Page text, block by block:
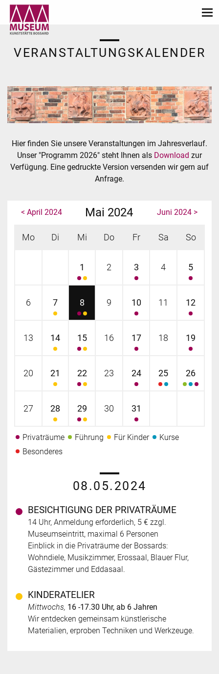
VERANSTALTUNGSKALENDER
Hier finden Sie unsere Veranstaltungen im Jahresverlauf.
Unser "Programm 2026" steht Ihnen als Download zur
Verfügung. Eine gedruckte Version versenden wir gern auf
Anfrage.
< April 2024 Mai 2024 Juni 2024 >
Mo Di Mi Do Fr Sa So
1 2 3 4 5
6 7 8 9 10 11 12
13 14 15 16 17 18 19
20 21 22 23 24 25 26
27 28 29 30 31
Privaträume Führung Für Kinder
Kurse
Besonderes
08.05.2024
BESICHTIGUNG DER PRIVATRÄUME
14 Uhr, Anmeldung erforderlich, 5 € zzgl.
Museumseintritt, maximal 6 Personen
Einblick in die Privaträume der Bossards:
Wohndiele, Musikzimmer, Erossaal, Blauer Flur,
Gästezimmer und Eddasaal.
KINDERATELIER
Mittwochs, 16 -17.30 Uhr, ab 6 Jahren
Wir entdecken gemeinsam künstlerische
Materialien, erproben Techniken und Werkzeuge.